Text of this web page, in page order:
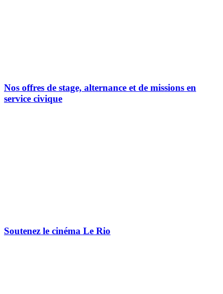
Nos offres de stage, alternance et de missions en
service civique
Soutenez le cinéma Le Rio